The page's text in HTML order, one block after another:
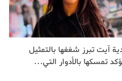
آيت تبرز شغفها بالتمثيل
تمسكها بالأدوار التي…